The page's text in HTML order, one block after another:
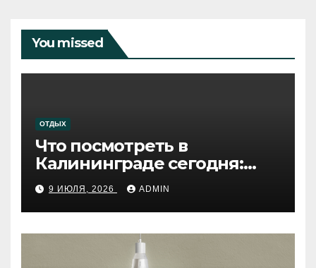
You missed
ОТДЫХ
Что посмотреть в
Калининграде сегодня:
путеводитель по самому
западному городу России
9 ИЮЛЯ, 2026 ADMIN